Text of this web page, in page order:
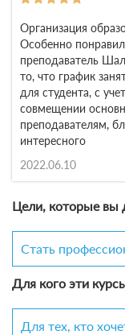
Организация
Особенно
преподаватель
то, что график
для студента, с
совмещении
преподавателям,
интересного
2022.06.10
Цели, которые вы
Стать
Для кого эти
Для тех, кто